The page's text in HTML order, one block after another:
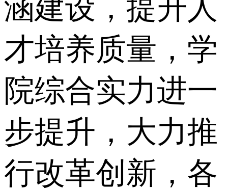
涵建设，提升人
才培养质量，学
院综合实力进一
步提升，大力推
行改革创新，各